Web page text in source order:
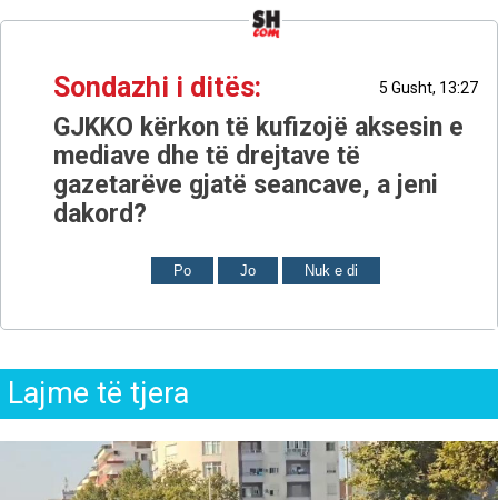
Sondazhi i ditës: 5 Gusht, 13:27
GJKKO kërkon të kufizojë aksesin e
mediave dhe të drejtave të
gazetarëve gjatë seancave, a jeni
dakord?
Po Jo Nuk e di
Lajme të tjera